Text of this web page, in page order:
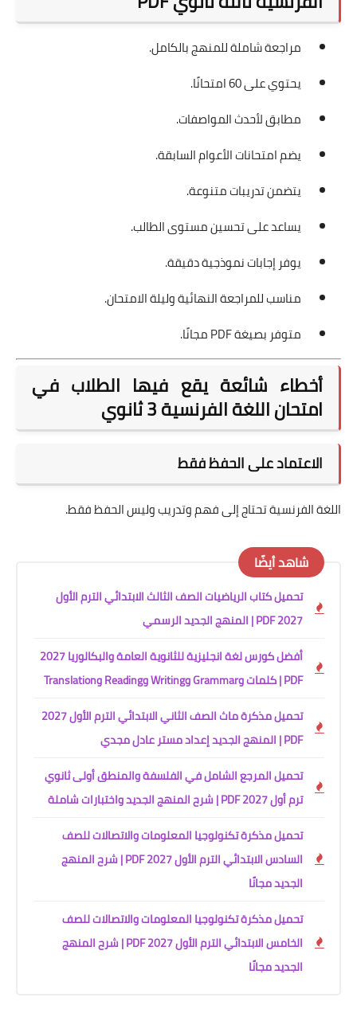
مراجعة شاملة للمنهج بالكامل.
يحتوي على 60 امتحانًا.
مطابق لأحدث المواصفات.
يضم امتحانات الأعوام السابقة.
يتضمن تدريبات متنوعة.
يساعد على تحسين مستوى الطالب.
يوفر إجابات نموذجية دقيقة.
مناسب للمراجعة النهائية وليلة الامتحان.
متوفر بصيغة PDF مجانًا.
أخطاء شائعة يقع فيها الطلاب في
امتحان اللغة الفرنسية 3 ثانوي
الاعتماد على الحفظ فقط
اللغة الفرنسية تحتاج إلى فهم وتدريب وليس الحفظ فقط.
شاهد أيضًا
تحميل كتاب الرياضيات الصف الثالث الابتدائي الترم الأول
2027 PDF | المنهج الجديد الرسمي
أفضل كورس لغة انجليزية للثانوية العامة والبكالوريا 2027
PDF | كلمات وGrammar وWriting وReading وTranslation
تحميل مذكرة ماث الصف الثاني الابتدائي الترم الأول 2027
PDF | المنهج الجديد إعداد مستر عادل مجدي
تحميل المرجع الشامل في الفلسفة والمنطق أولى ثانوي
ترم أول 2027 PDF | شرح المنهج الجديد واختبارات شاملة
تحميل مذكرة تكنولوجيا المعلومات والاتصالات للصف
السادس الابتدائي الترم الأول 2027 PDF | شرح المنهج
الجديد مجانًا
تحميل مذكرة تكنولوجيا المعلومات والاتصالات للصف
الخامس الابتدائي الترم الأول 2027 PDF | شرح المنهج
الجديد مجانًا